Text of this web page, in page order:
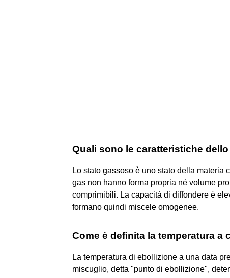
Quali sono le caratteristiche
Lo stato gassoso è uno stato della materia
gas non hanno forma propria né volume
comprimibili. La capacità di diffondere è
formano quindi miscele omogenee.
Come è definita la temperatura
La temperatura di ebollizione a una data
miscuglio, detta "punto di ebollizione",